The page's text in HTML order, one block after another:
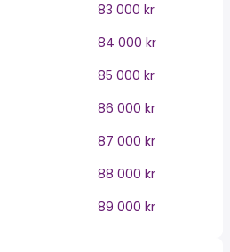
83 000 kr
84 000 kr
85 000 kr
86 000 kr
87 000 kr
88 000 kr
89 000 kr